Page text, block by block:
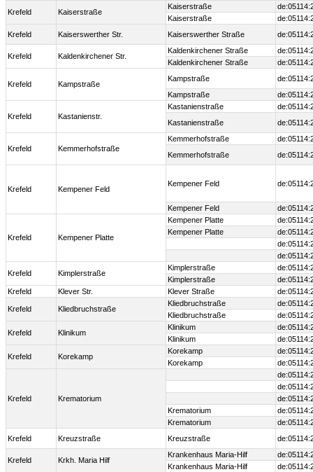
Krefeld Kaiserstraße
Kaiserstraße
Kaiserstraße
Krefeld
Kaiserswerther Str. Kaiserswerther Straße
Krefeld Kaldenkirchener Str.
Kaldenkirchener Straße
Kaldenkirchener Straße
Krefeld Kampstraße
Kampstraße
Kampstraße
Krefeld Kastanienstr.
Kastanienstraße
Kastanienstraße
Krefeld Kemmerhofstraße
Kemmerhofstraße
Kemmerhofstraße
Krefeld Kempener Feld
Kempener Feld
Kempener Feld
Krefeld Kempener Platte
Kempener Platte
Kempener Platte
Krefeld Kimplerstraße
Kimplerstraße
Kimplerstraße
Krefeld
Klever Str. Klever Straße
Krefeld Kliedbruchstraße
Kliedbruchstraße
Kliedbruchstraße
Krefeld Klinikum
Klinikum
Klinikum
Krefeld Korekamp
Korekamp
Korekamp
Krefeld Krematorium
Krematorium
Krematorium
Krefeld
Kreuzstraße Kreuzstraße
Krefeld Krkh. Maria Hilf
Krankenhaus Maria-Hilf
Krankenhaus Maria-Hilf